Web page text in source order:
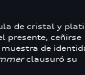
de cristal y
presente, ceñirse
de
clausuró su